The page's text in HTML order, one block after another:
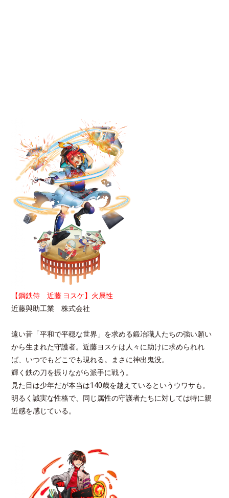
【鋼鉄侍 近藤 ヨスケ】火属性
近藤與助工業 株式会社
遠い昔「平和で平穏な世界」を求める鍛冶職人たちの強い願い
から生まれた守護者。近藤ヨスケは人々に助けに求められれ
ば、いつでもどこでも現れる。まさに神出鬼没。
輝く鉄の刀を振りながら派手に戦う。
見た目は少年だが本当は140歳を越えているというウワサも。
明るく誠実な性格で、同じ属性の守護者たちに対しては特に親
近感を感じている。